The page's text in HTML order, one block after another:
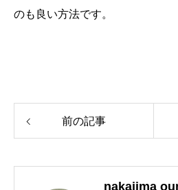
のも良い方法です。
前の記事
nakajima